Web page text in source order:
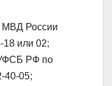
России
18 или 02;
РФ по
40-05;